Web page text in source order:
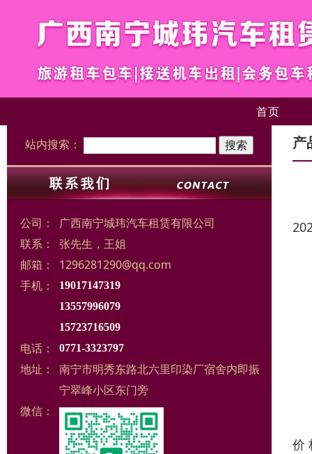
首页
站内搜索：
公司：
广西南宁城玮汽车租赁有限公司
联系：
张先生，王姐
邮箱：
1296281290@qq.com
手机：
19017147319
13557996079
15723716509
电话： 0771-3323797
地址：
南宁市明秀东路北六里印染厂宿舍内即振
宁翠峰小区东门旁
微信：
产
价